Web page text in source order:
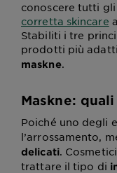
conoscere tutti
corretta skincare
Stabiliti i tre
prodotti più
maskne.
Maskne:
Poiché uno degli
l’arrossamento,
delicati.
trattare il tipo di